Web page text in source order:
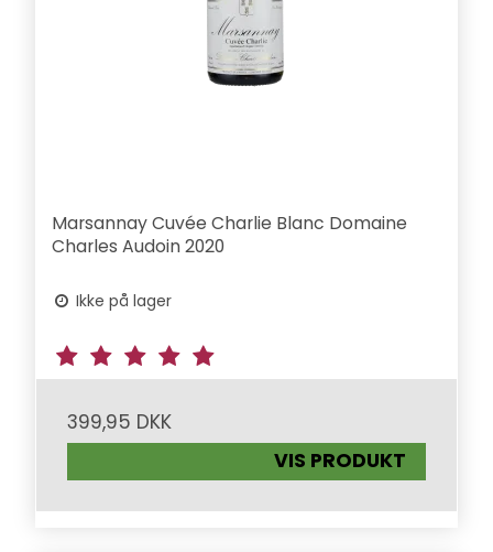
Marsannay Cuvée Charlie Blanc Domaine
Charles Audoin 2020
Ikke på lager
399,95 DKK
VIS PRODUKT